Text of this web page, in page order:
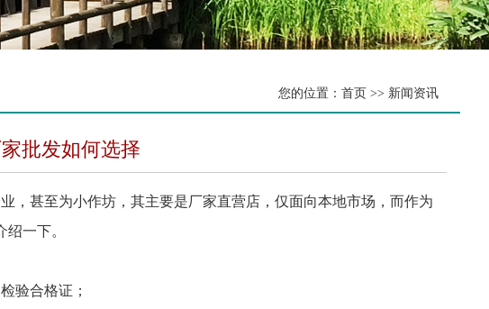
您的位置：首页 >> 新闻资讯
批发如何选择
，甚至为小作坊，其主要是厂家直营店，仅面向本地市场，而作为
一下。
验合格证；